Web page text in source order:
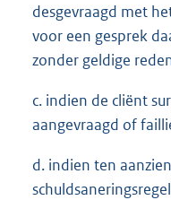
desgevraagd met
voor een gesprek
zonder geldige
c. indien de cliënt
aangevraagd of
d. indien ten